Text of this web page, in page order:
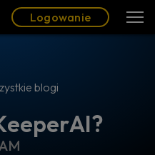
Logowanie
blogi